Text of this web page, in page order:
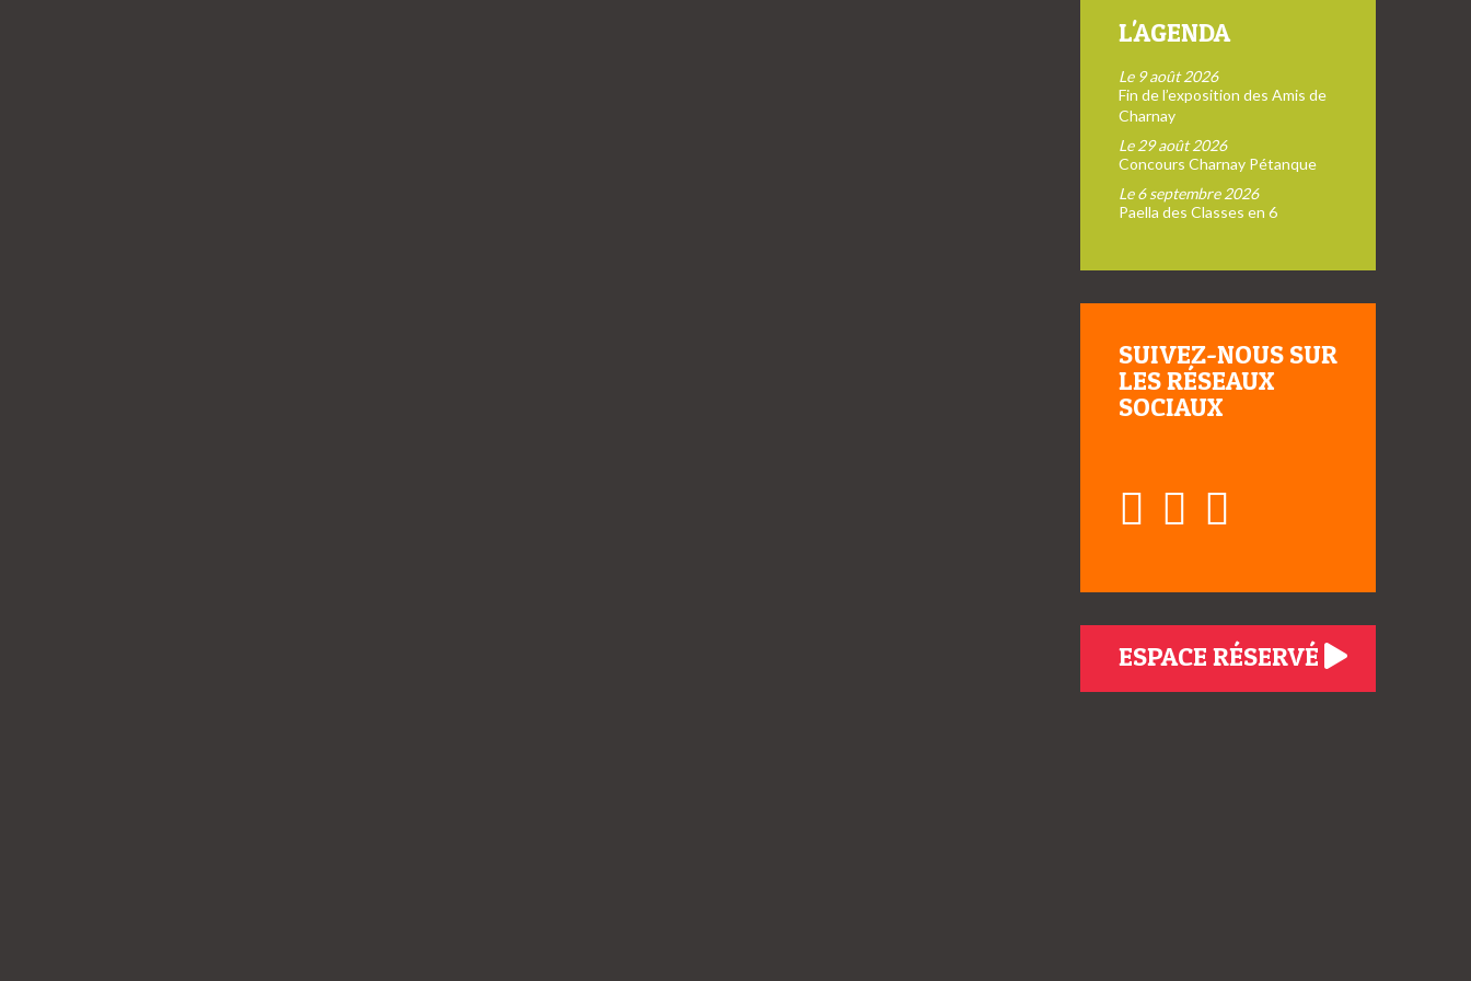
L'AGENDA
Le 9 août 2026
Fin de l’exposition des Amis de
Charnay
Le 29 août 2026
Concours Charnay Pétanque
Le 6 septembre 2026
Paella des Classes en 6
SUIVEZ-NOUS SUR
LES RÉSEAUX
SOCIAUX
ESPACE RÉSERVÉ